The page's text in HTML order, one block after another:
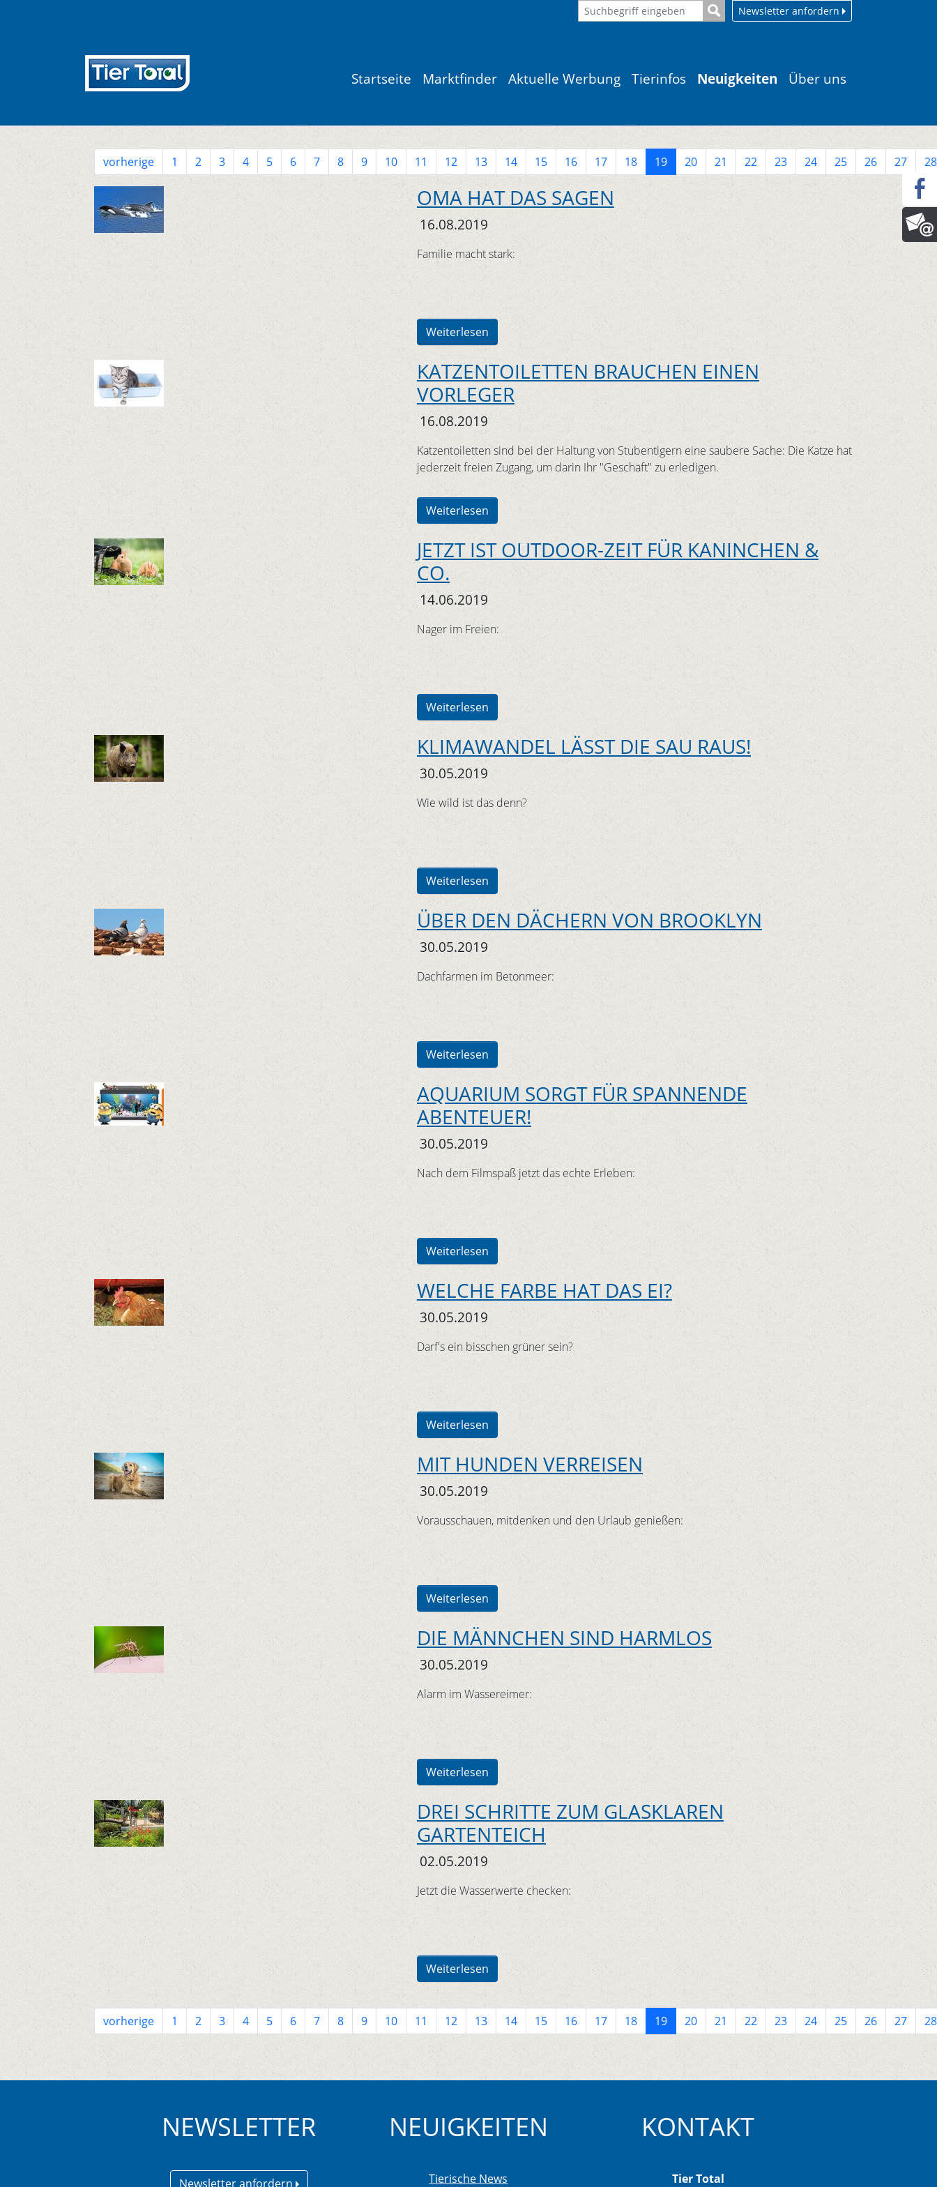
Newsletter anfordern
Startseite Marktfinder Aktuelle Werbung Tierinfos Neuigkeiten Über uns
vorherige 1 2 3 4 5 6 7 8 9 10 11 12 13 14 15 16 17 18 19 20 21 22 23 24 25 26 27 28
OMA HAT DAS SAGEN
16.08.2019
Familie macht stark:
Weiterlesen
KATZENTOILETTEN BRAUCHEN EINEN
VORLEGER
16.08.2019
Katzentoiletten sind bei der Haltung von Stubentigern eine saubere Sache: Die Katze hat
jederzeit freien Zugang, um darin Ihr "Geschäft" zu erledigen.
Weiterlesen
JETZT IST OUTDOOR-ZEIT FÜR KANINCHEN &
CO.
14.06.2019
Nager im Freien:
Weiterlesen
KLIMAWANDEL LÄSST DIE SAU RAUS!
30.05.2019
Wie wild ist das denn?
Weiterlesen
ÜBER DEN DÄCHERN VON BROOKLYN
30.05.2019
Dachfarmen im Betonmeer:
Weiterlesen
AQUARIUM SORGT FÜR SPANNENDE
ABENTEUER!
30.05.2019
Nach dem Filmspaß jetzt das echte Erleben:
Weiterlesen
WELCHE FARBE HAT DAS EI?
30.05.2019
Darf's ein bisschen grüner sein?
Weiterlesen
MIT HUNDEN VERREISEN
30.05.2019
Vorausschauen, mitdenken und den Urlaub genießen:
Weiterlesen
DIE MÄNNCHEN SIND HARMLOS
30.05.2019
Alarm im Wassereimer:
Weiterlesen
DREI SCHRITTE ZUM GLASKLAREN
GARTENTEICH
02.05.2019
Jetzt die Wasserwerte checken:
Weiterlesen
vorherige 1 2 3 4 5 6 7 8 9 10 11 12 13 14 15 16 17 18 19 20 21 22 23 24 25 26 27 28
NEWSLETTER
Newsletter anfordern
NEUIGKEITEN
Tierische News
KONTAKT
Tier Total